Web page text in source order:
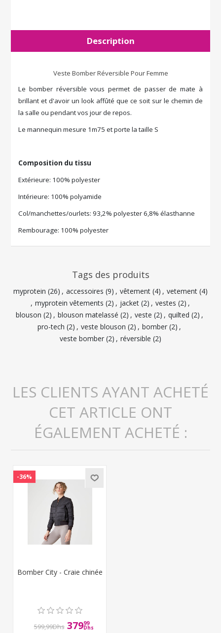
Description
Veste Bomber Réversible Pour Femme
Le bomber réversible vous permet de passer de mate à
brillant et d'avoir un look affûté que ce soit sur le chemin de
la salle ou pendant vos jour de repos.
Le mannequin mesure 1m75 et porte la taille S
Composition du tissu
Extérieure: 100% polyester
Intérieure: 100% polyamide
Col/manchettes/ourlets: 93,2% polyester 6,8% élasthanne
Rembourage: 100% polyester
Tags des produits
myprotein (26) , accessoires (9) , vêtement (4) , vetement (4)
, myprotein vêtements (2) , jacket (2) , vestes (2) ,
blouson (2) , blouson matelassé (2) , veste (2) , quilted (2) ,
pro-tech (2) , veste blouson (2) , bomber (2) ,
veste bomber (2) , réversible (2)
LES CLIENTS AYANT ACHETÉ
CET ARTICLE ONT
ÉGALEMENT ACHETÉ :
-36%
Bomber City - Craie chinée
599,99Dhs 37999
Dhs